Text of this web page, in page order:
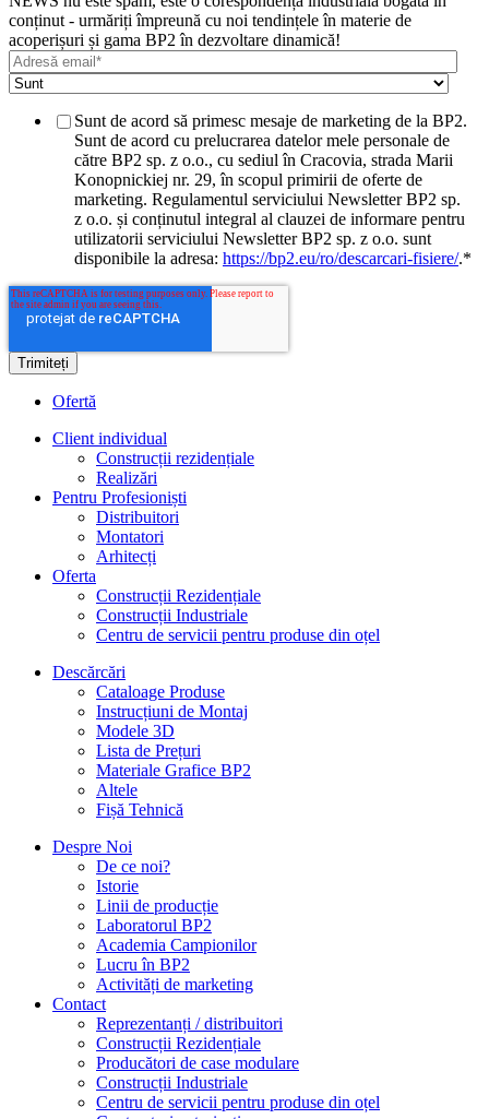
conținut - urmăriți împreună cu noi tendințele în materie de
acoperișuri și gama BP2 în dezvoltare dinamică!
Sunt de acord să primesc mesaje de marketing de la BP2.
Sunt de acord cu prelucrarea datelor mele personale de
către BP2 sp. z o.o., cu sediul în Cracovia, strada Marii
Konopnickiej nr. 29, în scopul primirii de oferte de
marketing. Regulamentul serviciului Newsletter BP2 sp.
z o.o. și conținutul integral al clauzei de informare pentru
utilizatorii serviciului Newsletter BP2 sp. z o.o. sunt
disponibile la adresa: https://bp2.eu/ro/descarcari-fisiere/.*
Ofertă
Client individual
Construcții rezidențiale
Realizări
Pentru Profesioniști
Distribuitori
Montatori
Arhitecți
Oferta
Construcții Rezidențiale
Construcții Industriale
Centru de servicii pentru produse din oțel
Descărcări
Cataloage Produse
Instrucțiuni de Montaj
Modele 3D
Lista de Prețuri
Materiale Grafice BP2
Altele
Fișă Tehnică
Despre Noi
De ce noi?
Istorie
Linii de producție
Laboratorul BP2
Academia Campionilor
Lucru în BP2
Activități de marketing
Contact
Reprezentanți / distribuitori
Construcții Rezidențiale
Producători de case modulare
Construcții Industriale
Centru de servicii pentru produse din oțel